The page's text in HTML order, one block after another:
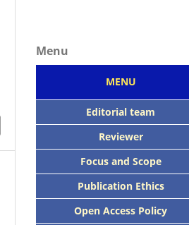
Menu
MENU
Editorial team
Reviewer
Focus and Scope
Publication Ethics
Open Access Policy